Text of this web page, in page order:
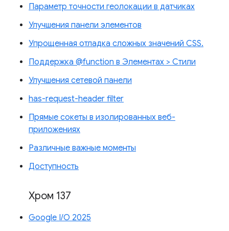
Параметр точности геолокации в датчиках
Улучшения панели элементов
Упрощенная отладка сложных значений CSS.
Поддержка @function в Элементах > Стили
Улучшения сетевой панели
has-request-header filter
Прямые сокеты в изолированных веб-
приложениях
Различные важные моменты
Доступность
Хром 137
Google I/O 2025